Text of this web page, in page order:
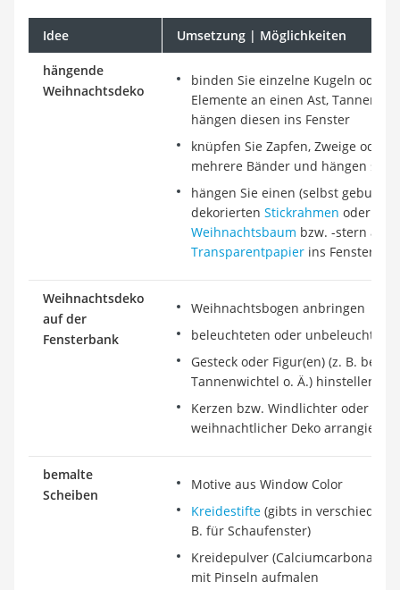
Idee Umsetzung | Möglichkeiten
hängende
Weihnachtsdeko
binden Sie einzelne Kugeln oder
Elemente an einen Ast,
hängen diesen ins Fenster
knüpfen Sie Zapfen, Zweige oder
mehrere Bänder und hängen sie
hängen Sie einen (selbst
dekorierten Stickrahmen oder
Weihnachtsbaum bzw. -stern aus
Transparentpapier ins Fenster
Weihnachtsdeko
auf der
Fensterbank
Weihnachtsbogen anbringen
beleuchteten oder
Gesteck oder Figur(en) (z. B.
Tannenwichtel o. Ä.) hinstellen
Kerzen bzw. Windlichter oder
weihnachtlicher Deko arrangieren
bemalte
Scheiben
Motive aus Window Color
Kreidestifte (gibts in
B. für Schaufenster)
Kreidepulver (Calciumcarbonat)
mit Pinseln aufmalen